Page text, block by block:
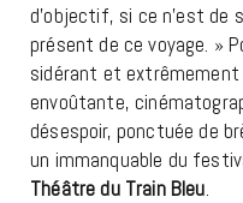
d’objectif, si ce n’est de
présent de ce voyage. »
sidérant et
envoûtante,
désespoir, ponctuée de
un immanquable du
Théâtre du Train Bleu.